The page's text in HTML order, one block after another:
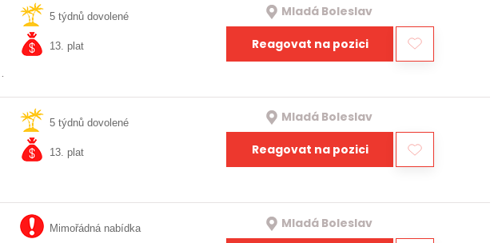
5 týdnů dovolené
13. plat
Mladá Boleslav
Reagovat na pozici
5 týdnů dovolené
13. plat
Mladá Boleslav
Reagovat na pozici
Mimořádná nabídka Mladá Boleslav